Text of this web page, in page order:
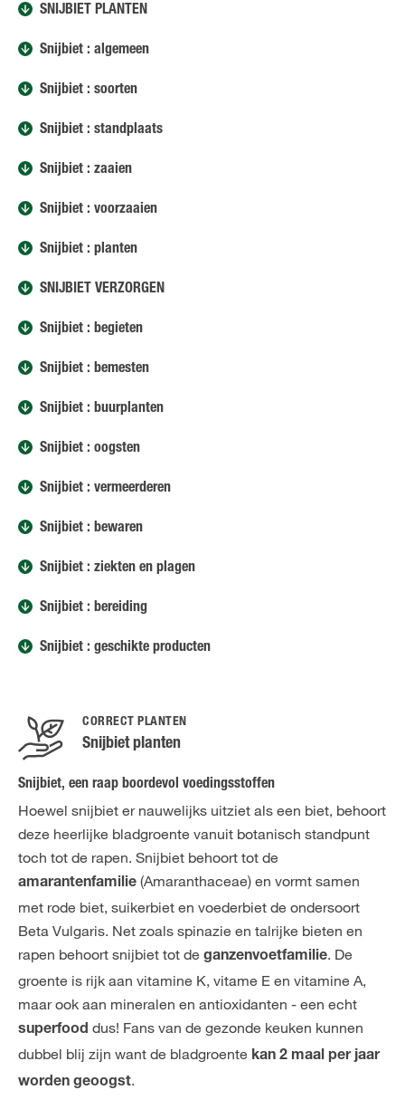
SNIJBIET PLANTEN
Snijbiet : algemeen
Snijbiet : soorten
Snijbiet : standplaats
Snijbiet : zaaien
Snijbiet : voorzaaien
Snijbiet : planten
SNIJBIET VERZORGEN
Snijbiet : begieten
Snijbiet : bemesten
Snijbiet : buurplanten
Snijbiet : oogsten
Snijbiet : vermeerderen
Snijbiet : bewaren
Snijbiet : ziekten en plagen
Snijbiet : bereiding
Snijbiet : geschikte producten
CORRECT PLANTEN
Snijbiet planten
Snijbiet, een raap boordevol voedingsstoffen
Hoewel snijbiet er nauwelijks uitziet als een biet, behoort
deze heerlijke bladgroente vanuit botanisch standpunt
toch tot de rapen. Snijbiet behoort tot de
amarantenfamilie (Amaranthaceae) en vormt samen
met rode biet, suikerbiet en voederbiet de ondersoort
Beta Vulgaris. Net zoals spinazie en talrijke bieten en
rapen behoort snijbiet tot de ganzenvoetfamilie. De
groente is rijk aan vitamine K, vitame E en vitamine A,
maar ook aan mineralen en antioxidanten - een echt
superfood dus! Fans van de gezonde keuken kunnen
dubbel blij zijn want de bladgroente kan 2 maal per jaar
worden geoogst.